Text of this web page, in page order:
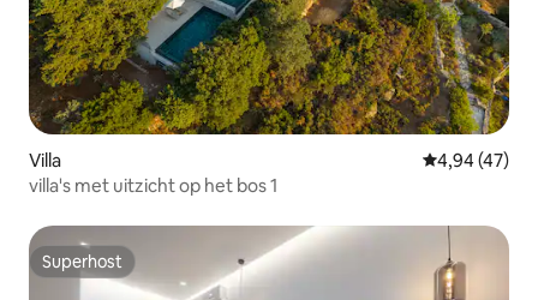
Villa Gemiddelde
4,94 (47)
villa's met uitzicht op het bos 1
Superhost
Superhost